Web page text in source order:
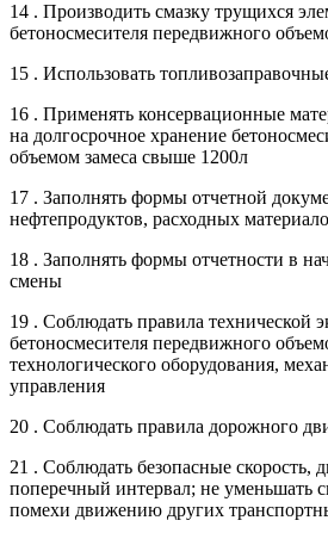
14 . Производить смазку трущихся
бетоносмесителя передвижного
15 . Использовать
16 . Применять консервационные
на долгосрочное хранение
объемом замеса свыше 1200л
17 . Заполнять формы отчетной
нефтепродуктов, расходных
18 . Заполнять формы отчетности в
смены
19 . Соблюдать правила технической
бетоносмесителя передвижного
технологического оборудования,
управления
20 . Соблюдать правила дорожного
21 . Соблюдать безопасные скорость,
поперечный интервал; не уменьшать
помехи движению других